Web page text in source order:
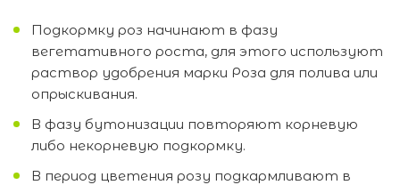
Подкормку роз начинают в фазу
вегетативного роста, для этого используют
раствор удобрения марки Роза для полива или
опрыскивания.
В фазу бутонизации повторяют корневую
либо некорневую подкормку.
В период цветения розу подкармливают в